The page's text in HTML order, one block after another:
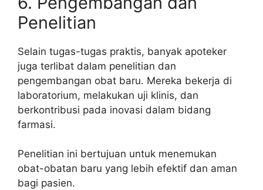
Penelitian
Selain tugas-tugas praktis, banyak apoteker
juga terlibat dalam penelitian dan
pengembangan obat baru. Mereka bekerja di
laboratorium, melakukan uji klinis, dan
berkontribusi pada inovasi dalam bidang
farmasi.
Penelitian ini bertujuan untuk menemukan
obat-obatan baru yang lebih efektif dan aman
bagi pasien.